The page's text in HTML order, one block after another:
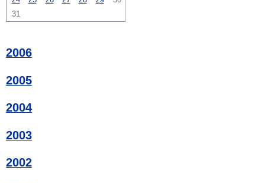
31
2006
2005
2004
2003
2002